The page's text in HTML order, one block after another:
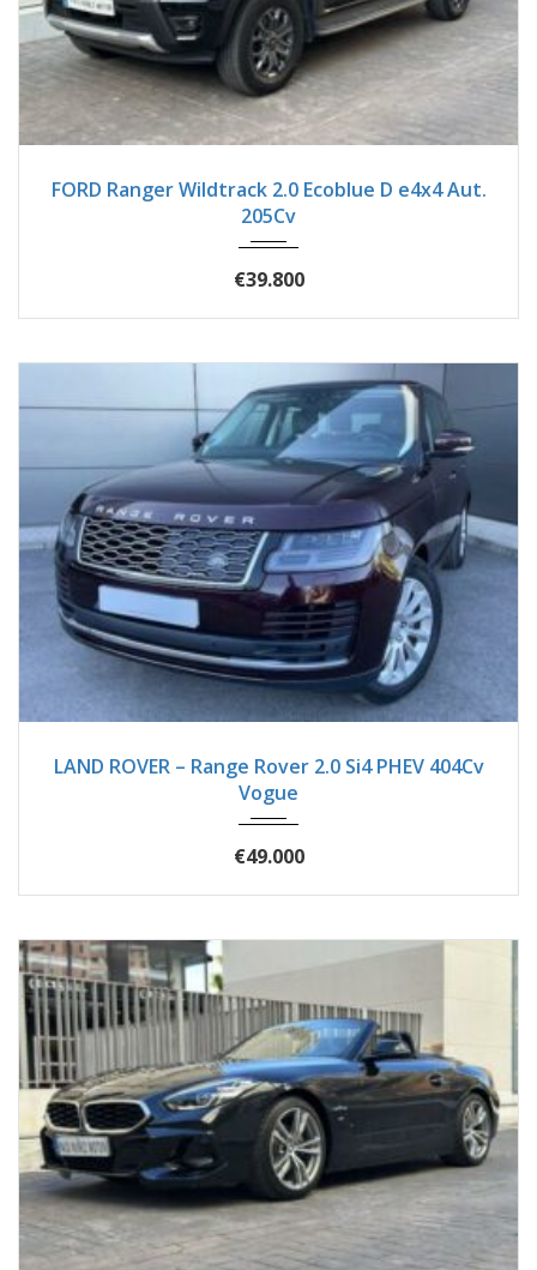
FORD Ranger Wildtrack 2.0 Ecoblue D e4x4 Aut.
205Cv
€39.800
LAND ROVER – Range Rover 2.0 Si4 PHEV 404Cv
Vogue
€49.000